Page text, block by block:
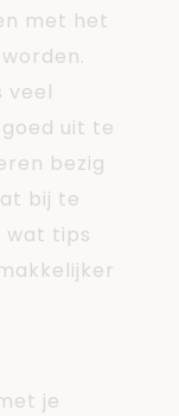
met het
veel
uit te
bezig
bij te
wat tips
je